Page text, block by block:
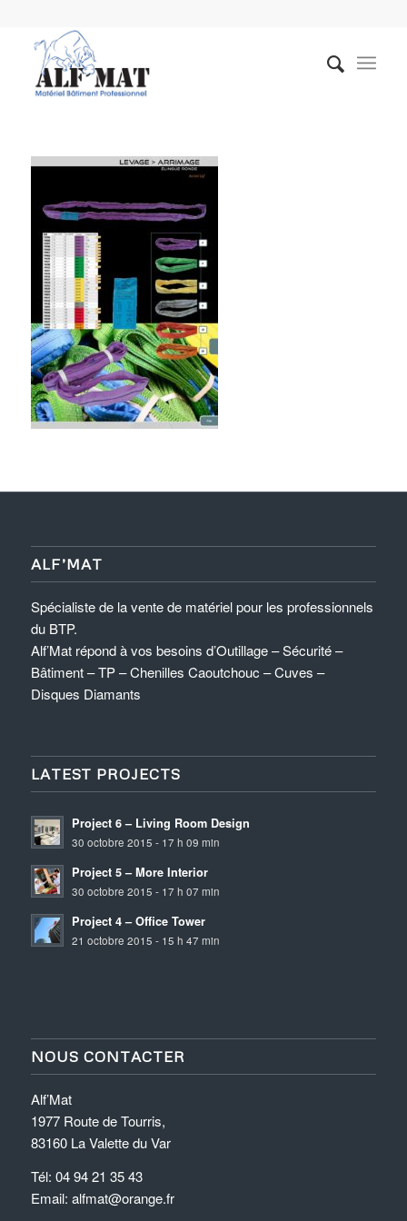
ALF’MAT
Spécialiste de la vente de matériel pour les professionnels
du BTP.
Alf’Mat répond à vos besoins d’Outillage – Sécurité –
Bâtiment – TP – Chenilles Caoutchouc – Cuves –
Disques Diamants
LATEST PROJECTS
Project 6 – Living Room Design
30 octobre 2015 - 17 h 09 min
Project 5 – More Interior
30 octobre 2015 - 17 h 07 min
Project 4 – Office Tower
21 octobre 2015 - 15 h 47 min
NOUS CONTACTER
Alf’Mat
1977 Route de Tourris,
83160 La Valette du Var
Tél: 04 94 21 35 43
Email: alfmat@orange.fr